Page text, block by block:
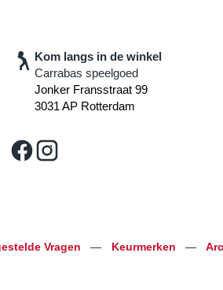
Kom langs in de winkel
Carrabas speelgoed
Jonker Fransstraat 99
3031 AP Rotterdam
Vragen — Keurmerken —